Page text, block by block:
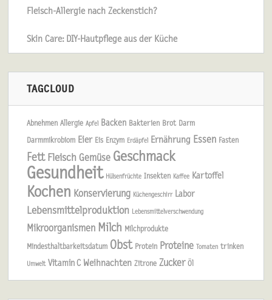
Fleisch-Allergie nach Zeckenstich?
Skin Care: DIY-Hautpflege aus der Küche
TAGCLOUD
Abnehmen Allergie Apfel Backen Bakterien Brot Darm
Darmmikrobiom Eier Eis Enzym Erdäpfel Ernährung Essen Fasten
Fett Fleisch Gemüse Geschmack
Gesundheit Hülsenfrüchte Insekten Kaffee Kartoffel
Kochen Konservierung Küchengeschirr Labor
Lebensmittelproduktion Lebensmittelverschwendung
Mikroorganismen Milch Milchprodukte
Mindesthaltbarkeitsdatum Obst Protein Proteine Tomaten trinken
Umwelt Vitamin C Weihnachten Zitrone Zucker Öl